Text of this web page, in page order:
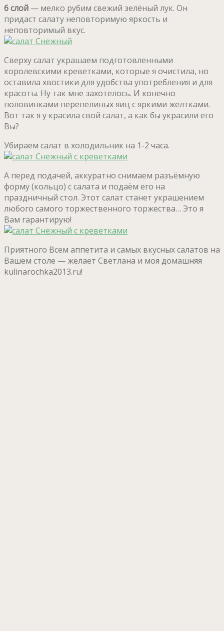
6 слой — мелко рубим свежий зелёный лук. Он
придаст салату неповторимую яркость и
неповторимый вкус.
Сверху салат украшаем подготовленными
королевскими креветками, которые я очистила, но
оставила хвостики для удобства употребления и для
красоты. Ну так мне захотелось. И конечно
половинками перепелиных яиц с яркими желтками.
Вот так я у красила свой салат, а как бы украсили его
Вы?
Убираем салат в холодильник на 1-2 часа.
А перед подачей, аккуратно снимаем разъёмную
форму (кольцо) с салата и подаём его на
праздничный стол. Этот салат станет украшением
любого самого торжественного торжества… Это я
Вам гарантирую!
Приятного Всем аппетита и самых вкусных салатов на
Вашем столе — желает Светлана и моя домашняя
kulinarochka2013.ru!